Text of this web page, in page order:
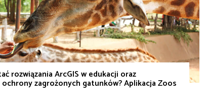
rozwiązania ArcGIS w edukacji oraz
zagrożonych gatunków? Aplikacja Zoos